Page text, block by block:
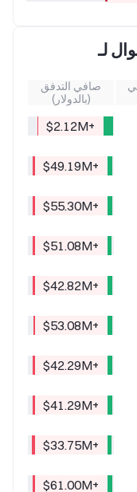
لـ
صافي التدفق
(بالدولار)
+$2.12M
+$49.19M
+$55.30M
+$51.08M
+$42.82M
+$53.08M
+$42.29M
+$41.29M
+$33.75M
+$61.00M